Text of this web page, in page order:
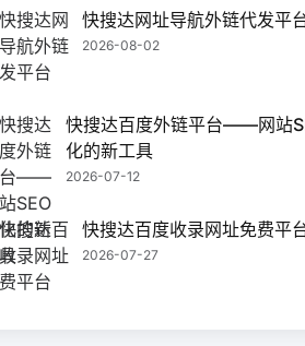
快搜达网址导航外链代发平
2026-08-02
快搜达百度外链平台——网站
化的新工具
2026-07-12
快搜达百度收录网址免费平
2026-07-27